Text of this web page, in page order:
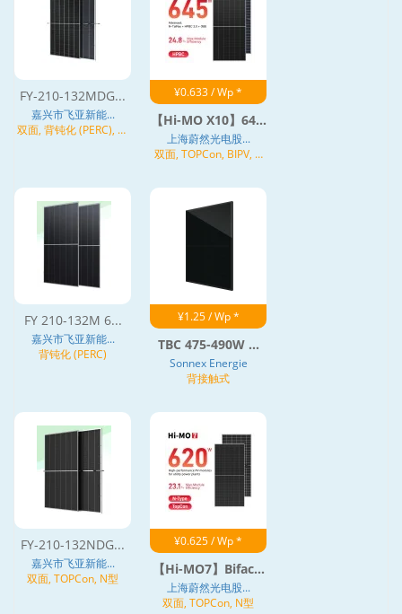
FY-210-132MDG...
嘉兴市飞亚新能...
双面, 背钝化 (PERC), 异
¥0.633 / Wp *
【Hi-MO X10】64...
上海蔚然光电股...
双面, TOPCon, BIPV, N
FY 210-132M 6...
嘉兴市飞亚新能...
背钝化 (PERC)
¥1.25 / Wp *
TBC 475-490W ...
Sonnex Energie
背接触式
FY-210-132NDG...
嘉兴市飞亚新能...
双面, TOPCon, N型
¥0.625 / Wp *
【Hi-MO7】Bifac...
上海蔚然光电股...
双面, TOPCon, N型